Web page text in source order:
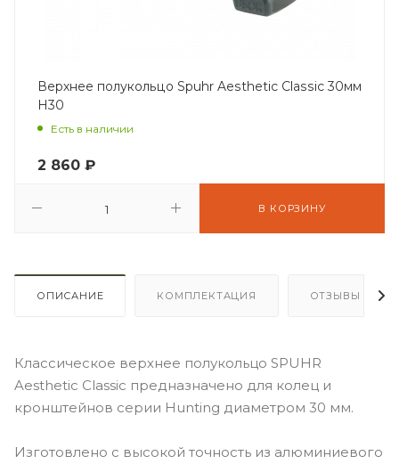
Верхнее полукольцо Spuhr Aesthetic Classic 30мм
H30
Есть в наличии
2 860 ₽
В КОРЗИНУ
ОПИСАНИЕ КОМПЛЕКТАЦИЯ ОТЗЫВЫ
Классическое верхнее полукольцо SPUHR
Aesthetic Classic предназначено для колец и
кронштейнов серии Hunting диаметром 30 мм.
Изготовлено с высокой точность из алюминиевого